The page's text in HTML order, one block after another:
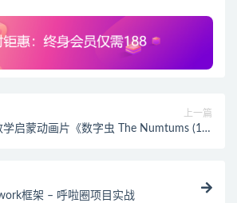
上一篇
学启蒙动画片《数字虫 The Numtums (1-3
框架 – 呼啦圈项目实战